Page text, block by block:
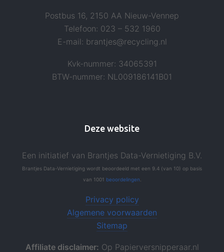
Postbus 16, 2150 AA Nieuw-Vennep
Telefoon: 023 – 532 1960
E-mail: brantjes@recycling.nl
Kvk-nummer: 34065391
BTW-nummer: NL009186141B01
Deze website
Een initiatief van Brantjes Data-Vernietiging B.V.
Brantjes Data-Vernietiging wordt beoordeeld met een 9.4 (van 10) op basis
van 1001 beoordelingen
Privacy policy
Algemene voorwaarden
Sitemap
Affiliate disclaimer: Op Papierversnipperaar.nl